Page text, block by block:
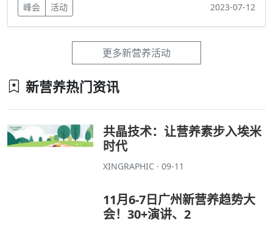
峰会 活动 2023-07-12
更多新营养活动
新营养热门资讯
共晶技术：让营养素步入埃米
时代
XINGRAPHIC · 09-11
11月6-7日广州新营养趋势大
会！30+演讲、2